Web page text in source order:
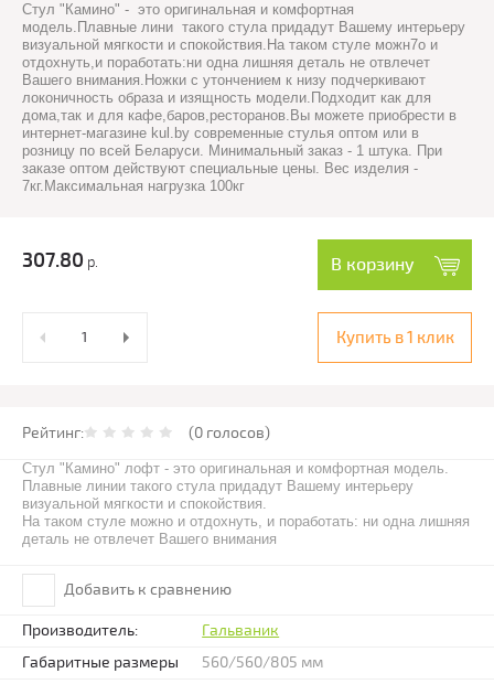
Стул "Камино" - это оригинальная и комфортная
модель.Плавные лини такого стула придадут Вашему интерьеру
визуальной мягкости и спокойствия.На таком стуле можн7о и
отдохнуть,и поработать:ни одна лишняя деталь не отвлечет
Вашего внимания.Ножки с утончением к низу подчеркивают
локоничность образа и изящность модели.Подходит как для
дома,так и для кафе,баров,ресторанов.Вы можете приобрести в
интернет-магазине kul.by современные стулья оптом или в
розницу по всей Беларуси. Минимальный заказ - 1 штука. При
заказе оптом действуют специальные цены. Вес изделия -
7кг.Максимальная нагрузка 100кг
307.80 р. В корзину
Купить в 1 клик
Рейтинг: (0 голосов)
Стул "Камино" лофт - это оригинальная и комфортная модель.
Плавные линии такого стула придадут Вашему интерьеру
визуальной мягкости и спокойствия.
На таком стуле можно и отдохнуть, и поработать: ни одна лишняя
деталь не отвлечет Вашего внимания
Добавить к сравнению
Производитель:
Гальваник
Габаритные размеры
560/560/805 мм